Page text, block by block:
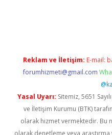
Reklam ve İletişim: E-mail:
forumhizmeti@gmail.com
Yasal Uyarı: Sitemiz, 5651
ve İletişim Kurumu (BTK)
olarak hizmet vermektedir. Bu
olarak denetleme veya